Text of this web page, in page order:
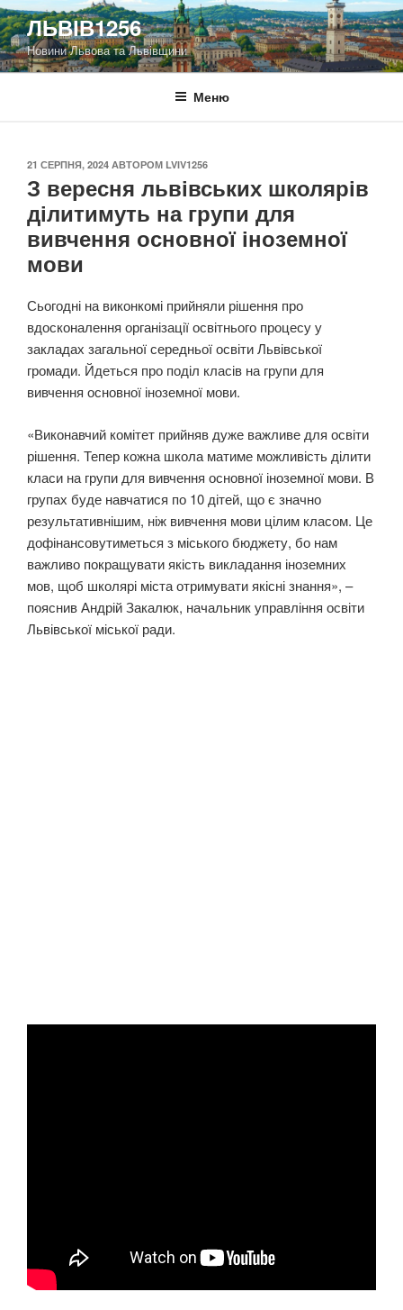
Перейти
до
вмісту
ЛЬВІВ1256
Новини Львова та Львівщини
Меню
ОПУБЛІКОВАНО
21 СЕРПНЯ, 2024 АВТОРОМ LVIV1256
З вересня львівських школярів
ділитимуть на групи для
вивчення основної іноземної
мови
Сьогодні на виконкомі прийняли рішення про
вдосконалення організації освітнього процесу у
закладах загальної середньої освіти Львівської
громади. Йдеться про поділ класів на групи для
вивчення основної іноземної мови.
«Виконавчий комітет прийняв дуже важливе для освіти
рішення. Тепер кожна школа матиме можливість ділити
класи на групи для вивчення основної іноземної мови. В
групах буде навчатися по 10 дітей, що є значно
результативнішим, ніж вивчення мови цілим класом. Це
дофінансовутиметься з міського бюджету, бо нам
важливо покращувати якість викладання іноземних
мов, щоб школярі міста отримувати якісні знання», –
пояснив Андрій Закалюк, начальник управління освіти
Львівської міської ради.